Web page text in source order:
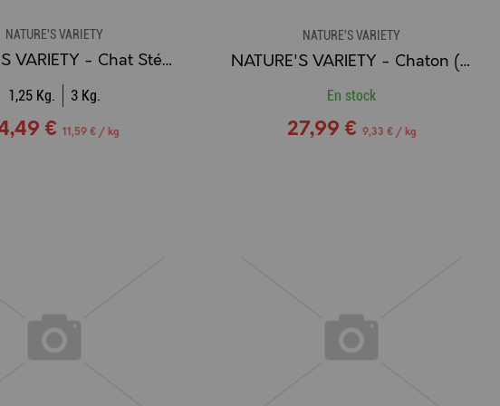
NATURE'S VARIETY
NATURE'S VARIETY - Chat Stérilisé (Healthy Grains) POISSON BLANC
1,25 Kg. 3 Kg.
€ 11,59 € / kg
NATURE'S VARIETY
NATURE'S VARIETY - Chaton (Healthy Grains) POISSON BLANC
En stock
27,99 € 9,33 € / kg